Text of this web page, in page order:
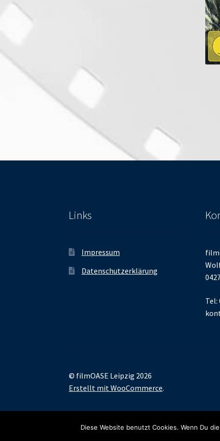
Links
Impressum
Datenschutzerklärung
Tel:
© filmOASE Leipzig 2026
Erstellt mit WooCommerce.
Diese Website benutzt Cookies. Wenn Du